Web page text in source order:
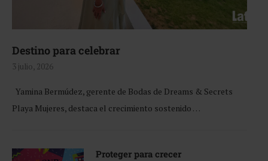
Destino para celebrar
3 julio, 2026
Yamina Bermúdez, gerente de Bodas de Dreams & Secrets
Playa Mujeres, destaca el crecimiento sostenido …
Proteger para crecer